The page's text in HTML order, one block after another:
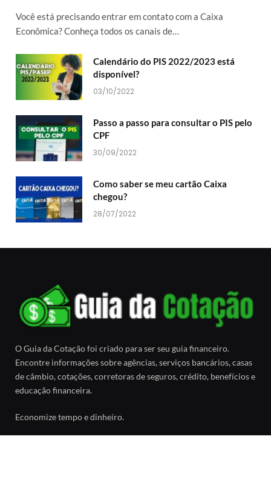
Você está precisando entrar em contato com a Caixa
Econômica? Conheça todos os canais de…
Calendário do PIS 2022/2023 está
disponível?
03/10/2022
Passo a passo para consultar o PIS pelo
CPF
30/09/2022
Como saber se meu cartão Caixa
chegou?
28/07/2022
O Guia da Cotação foi criado para ser seu guia financeiro.
Encontre informações sobre agências, serviços bancários, casas
de câmbio, cotações, corretoras de seguros, crédito, benefícios e
educação financeira.
Economize tempo e dinheiro.